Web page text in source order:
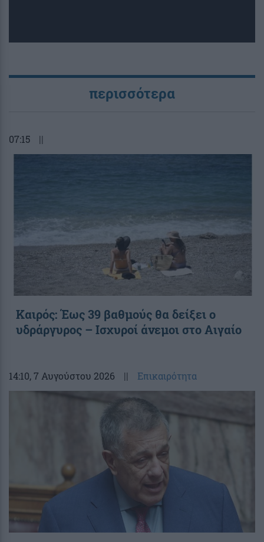
περισσότερα
07:15 ||
Καιρός: Έως 39 βαθμούς θα δείξει ο
υδράργυρος – Ισχυροί άνεμοι στο Αιγαίο
14:10, 7 Αυγούστου 2026 || Επικαιρότητα